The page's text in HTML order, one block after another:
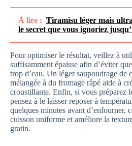
À lire : Tiramisu léger mais
le secret que vous ignoriez
Pour optimiser le résultat, veillez à
suffisamment épaisse afin d’éviter
trop d’eau. Un léger saupoudrage de
mélangée à du fromage râpé aide à
croustillante. Enfin, si vous préparez
pensez à le laisser reposer à
quelques minutes avant d’enfourner,
cuisson uniforme et améliore la
gratin.